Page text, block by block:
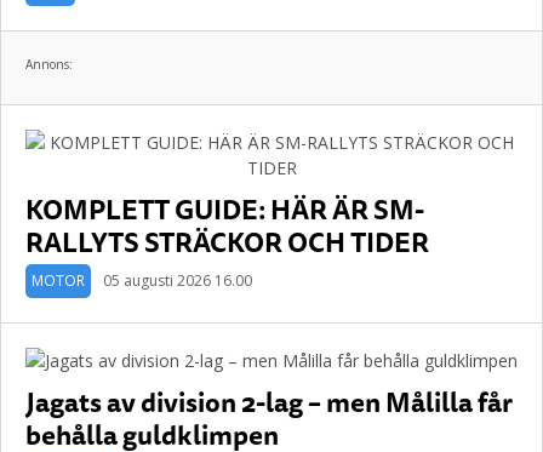
Annons:
KOMPLETT GUIDE: HÄR ÄR SM-
RALLYTS STRÄCKOR OCH TIDER
MOTOR 05 augusti 2026 16.00
Jagats av division 2-lag – men Målilla får
behålla guldklimpen